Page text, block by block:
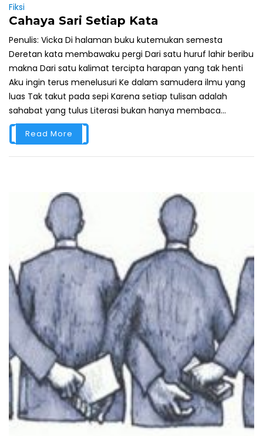
Fiksi
Cahaya Sari Setiap Kata
Penulis: Vicka Di halaman buku kutemukan semesta
Deretan kata membawaku pergi Dari satu huruf lahir beribu
makna Dari satu kalimat tercipta harapan yang tak henti
Aku ingin terus menelusuri Ke dalam samudera ilmu yang
luas Tak takut pada sepi Karena setiap tulisan adalah
sahabat yang tulus Literasi bukan hanya membaca...
Read More